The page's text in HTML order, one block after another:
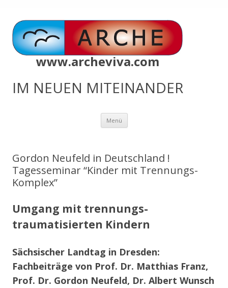
www.archeviva.com
IM NEUEN MITEINANDER
Menü Zum
springen
Gordon Neufeld in Deutschland !
Tagesseminar “Kinder mit Trennungs-
Komplex”
Umgang mit trennungs-
traumatisierten Kindern
Sächsischer Landtag in Dresden:
Fachbeiträge von Prof. Dr. Matthias Franz,
Prof. Dr. Gordon Neufeld, Dr. Albert Wunsch